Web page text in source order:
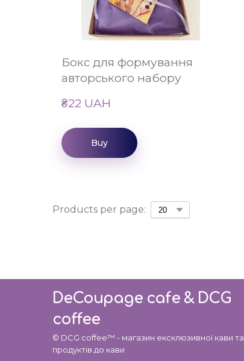
Бокс для формування
авторського набору
₴22 UAH
Buy
Products per page:
DeCoupage cafe & DCG
coffee
© DCG coffee™ - магазин ексклюзивної кави та
продуктів до кави